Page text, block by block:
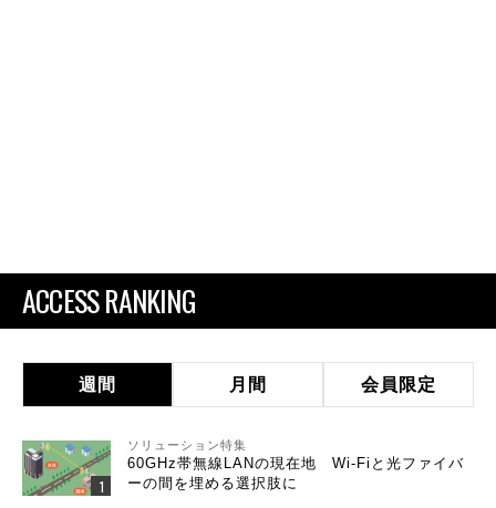
ACCESS RANKING
週間 月間 会員限定
ソリューション特集
60GHz帯無線LANの現在地 Wi-Fiと光ファイバ
ーの間を埋める選択肢に